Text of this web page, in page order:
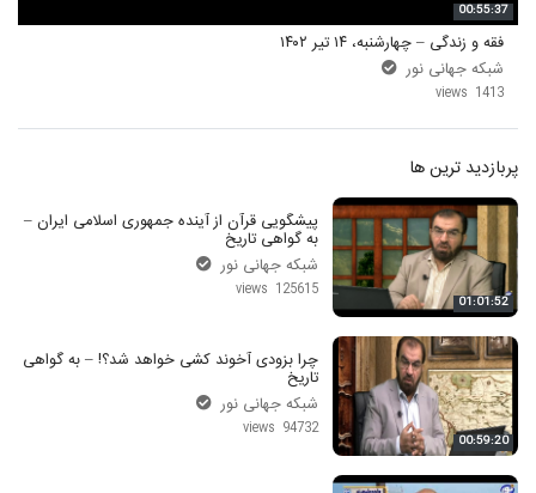
00:55:37
فقه و زندگی – چهارشنبه، ۱۴ تیر ۱۴۰۲
شبکه جهانی نور
1413 views
پربازدید ترین ها
01:01:52
پیشگویی قرآن از آینده جمهوری اسلامی ایران –
به گواهی تاریخ
شبکه جهانی نور
125615 views
00:59:20
چرا بزودی آخوند کشی خواهد شد؟! – به گواهی
تاریخ
شبکه جهانی نور
94732 views